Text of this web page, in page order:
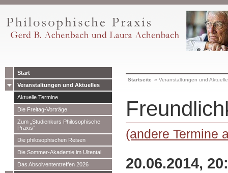
Start
Veranstaltungen und Aktuelles
Aktuelle Termine
Die Freitag-Vorträge
Zum „Studienkurs Philosophische
Praxis”
Die philosophischen Reisen
Die Sommer-Akademie im Ultental
Das Absolvententreffen 2026
Startseite » Veranstaltungen und
(andere Termine
20.06.2014,